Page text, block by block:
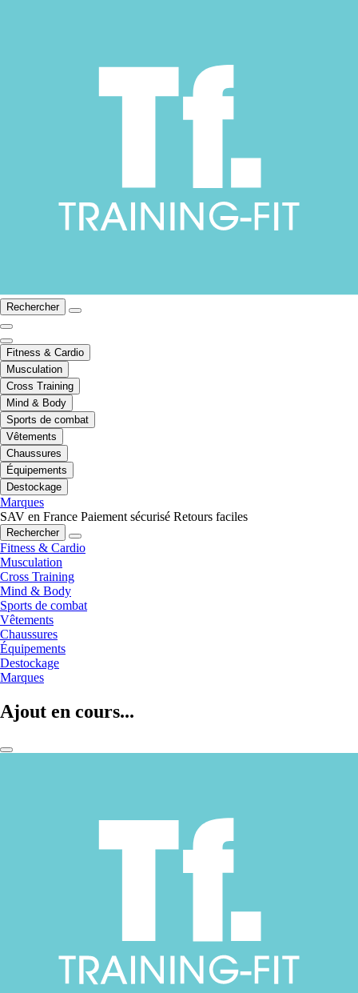
Rechercher
Fitness & Cardio
Musculation
Cross Training
Mind & Body
Sports de combat
Vêtements
Chaussures
Équipements
Destockage
Marques
SAV en France Paiement sécurisé Retours faciles
Rechercher
Fitness & Cardio
Musculation
Cross Training
Mind & Body
Sports de combat
Vêtements
Chaussures
Équipements
Destockage
Marques
Ajout en cours...